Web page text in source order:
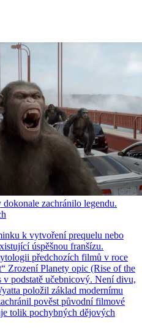
zachránilo legendu.
k vytvoření prequelu nebo
úspěšnou franšízu.
předchozích filmů v roce
Zrození Planety opic (Rise of the
v podstatě učebnicový. Není divu,
položil základ modernímu
pověst původní filmové
tolik pochybných dějových